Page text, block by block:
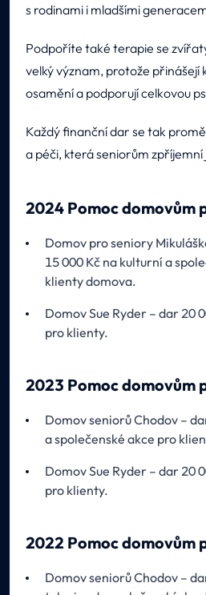
s rodinami i mladšími
Podpoříte také terapie se
velký význam, protože přinášejí
osamění a podporují celkovou
Každý finanční dar se tak
a péči, která seniorům
2024 Pomoc domovům
Domov pro seniory
15 000 Kč na kulturní a
klienty domova.
Domov Sue Ryder – dar 20
pro klienty.
2023 Pomoc domovům
Domov seniorů Chodov –
a společenské akce pro
Domov Sue Ryder – dar 20
pro klienty.
2022 Pomoc domovům
Domov seniorů Chodov –